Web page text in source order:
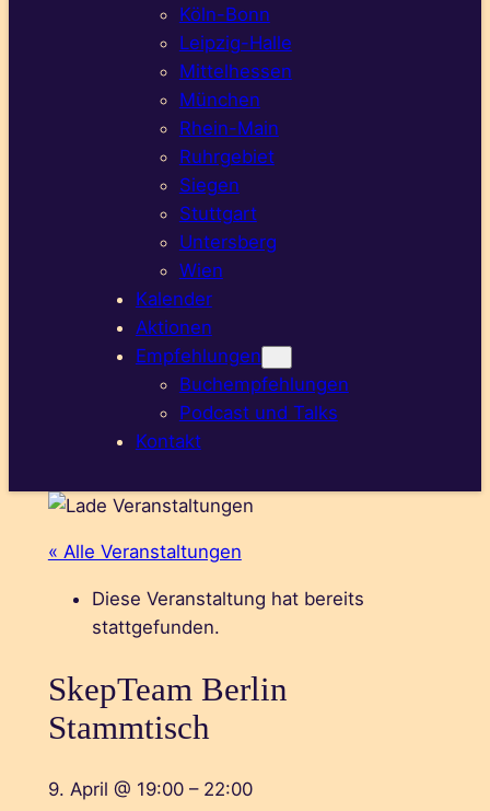
Köln-Bonn
Leipzig-Halle
Mittelhessen
München
Rhein-Main
Ruhrgebiet
Siegen
Stuttgart
Untersberg
Wien
Kalender
Aktionen
Empfehlungen
Buchempfehlungen
Podcast und Talks
Kontakt
« Alle Veranstaltungen
Diese Veranstaltung hat bereits
stattgefunden.
SkepTeam Berlin
Stammtisch
9. April @ 19:00 – 22:00